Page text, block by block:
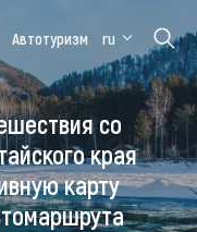
Алтайская
зимовка
Автотуризм ru
со
края
карту